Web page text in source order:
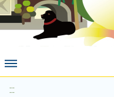
:::